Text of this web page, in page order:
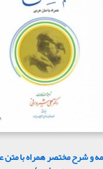
و شرح مختصر همراه با متن